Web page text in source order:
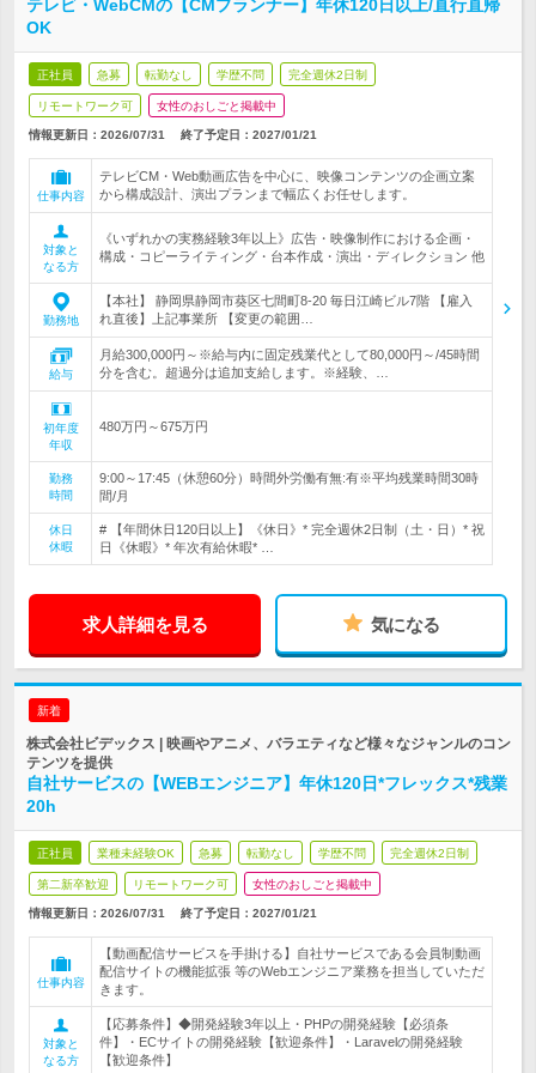
テレビ・WebCMの【CMプランナー】年休120日以上/直行直帰
OK
正社員 急募 転勤なし 学歴不問 完全週休2日制
リモートワーク可 女性のおしごと掲載中
情報更新日：2026/07/31 終了予定日： 2027/01/21
仕事内容
テレビCM・Web動画広告を中心に、映像コンテンツの企画立案
から構成設計、演出プランまで幅広くお任せします。
対象と
なる方
《いずれかの実務経験3年以上》広告・映像制作における企画・
構成・コピーライティング・台本作成・演出・ディレクション 他
勤務地
【本社】 静岡県静岡市葵区七間町8-20 毎日江崎ビル7階 【雇入
れ直後】上記事業所 【変更の範囲…
給与
月給300,000円～※給与内に固定残業代として80,000円～/45時間
分を含む。超過分は追加支給します。※経験、…
初年度
年収
480万円～675万円
勤務
時間
9:00～17:45（休憩60分）時間外労働有無:有※平均残業時間30時
間/月
休日
休暇
# 【年間休日120日以上】《休日》* 完全週休2日制（土・日）* 祝
日《休暇》* 年次有給休暇* …
求人詳細を見る 気になる
新着
株式会社ビデックス | 映画やアニメ、バラエティなど様々なジャンルのコン
テンツを提供
自社サービスの【WEBエンジニア】年休120日*フレックス*残業
20h
正社員 業種未経験OK 急募 転勤なし 学歴不問 完全週休2日制
第二新卒歓迎 リモートワーク可 女性のおしごと掲載中
情報更新日：2026/07/31 終了予定日： 2027/01/21
仕事内容
【動画配信サービスを手掛ける】自社サービスである会員制動画
配信サイトの機能拡張 等のWebエンジニア業務を担当していただ
きます。
対象と
なる方
【応募条件】◆開発経験3年以上・PHPの開発経験【必須条
件】・ECサイトの開発経験【歓迎条件】・Laravelの開発経験
【歓迎条件】